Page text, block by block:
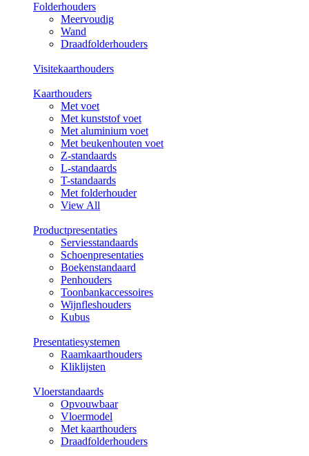
Folderhouders
Meervoudig
Wand
Draadfolderhouders
Visitekaarthouders
Kaarthouders
Met voet
Met kunststof voet
Met aluminium voet
Met beukenhouten voet
Z-standaards
L-standaards
T-standaards
Met folderhouder
View All
Productpresentaties
Serviesstandaards
Schoenpresentaties
Boekenstandaard
Penhouders
Toonbankaccessoires
Wijnfleshouders
Kubus
Presentatiesystemen
Raamkaarthouders
Kliklijsten
Vloerstandaards
Opvouwbaar
Vloermodel
Met kaarthouders
Draadfolderhouders